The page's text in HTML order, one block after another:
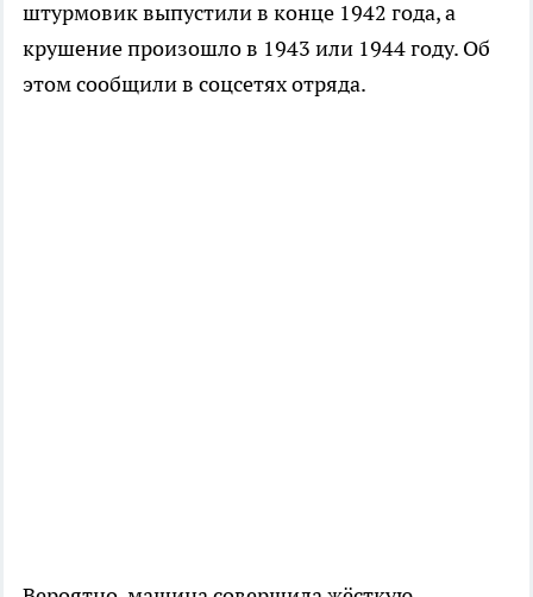
штурмовик выпустили в конце 1942 года, а
крушение произошло в 1943 или 1944 году. Об
этом сообщили в соцсетях отряда.